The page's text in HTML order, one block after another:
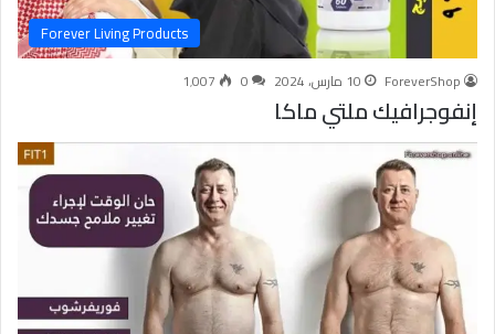
Forever Living Products
ForeverShop 10 مارس، 2024 0 1٬007
إنفوجرافيك ملتي ماكا